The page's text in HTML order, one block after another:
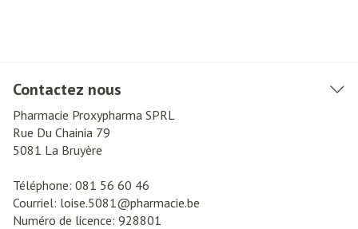
Contactez nous
Pharmacie Proxypharma SPRL
Rue Du Chainia 79
5081 La Bruyère
Téléphone: 081 56 60 46
Courriel: loise.5081@pharmacie.be
Numéro de licence: 928801